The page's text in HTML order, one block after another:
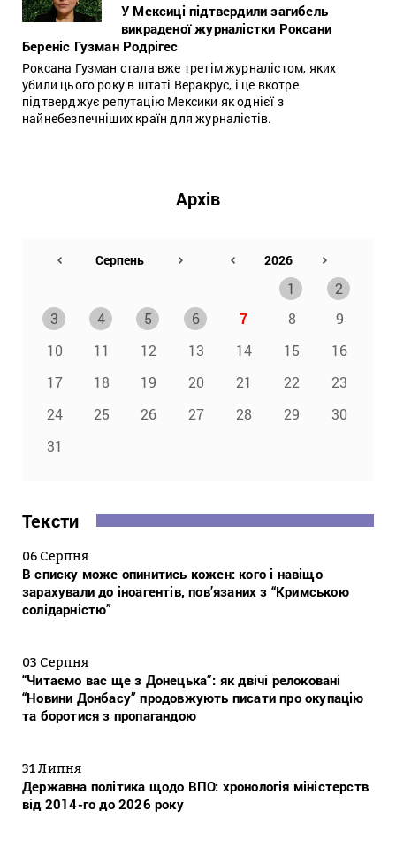
У Мексиці підтвердили загибель
викраденої журналістки Роксани
Береніс Гузман Родрігес
Роксана Гузман стала вже третім журналістом, яких
убили цього року в штаті Веракрус, і це вкотре
підтверджує репутацію Мексики як однієї з
найнебезпечніших країн для журналістів.
Архів
1
2
3
4 5 6 7 8
9
10
11 12 13 14 15
16
17
18 19 20 21 22
23
24
25 26 27 28 29
30
31
Тексти
06 Серпня
В списку може опинитись кожен: кого і навіщо
зарахували до іноагентів, пов’язаних з “Кримською
солідарністю”
03 Серпня
“Читаємо вас ще з Донецька”: як двічі релоковані
“Новини Донбасу” продовжують писати про окупацію
та боротися з пропагандою
31 Липня
Державна політика щодо ВПО: хронологія міністерств
від 2014-го до 2026 року